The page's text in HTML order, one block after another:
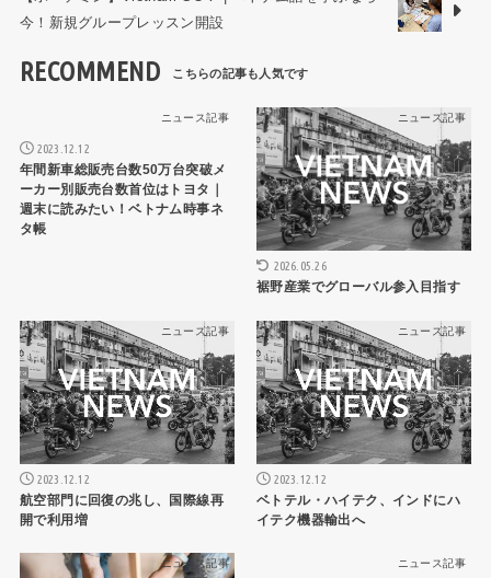
今！新規グループレッスン開設
RECOMMEND
ニュース記事
2023.12.12
年間新車総販売台数50万台突破メ
ーカー別販売台数首位はトヨタ｜
週末に読みたい！ベトナム時事ネ
タ帳
ニュース記事
2026.05.26
裾野産業でグローバル参入目指す
ニュース記事
2023.12.12
航空部門に回復の兆し、国際線再
開で利用増
ニュース記事
2023.12.12
ベトテル・ハイテク、インドにハ
イテク機器輸出へ
ニュース記事 ニュース記事